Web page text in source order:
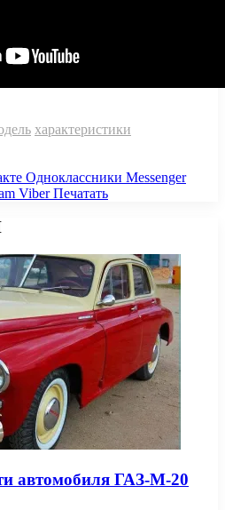
характеристики
Одноклассники Messenger
Viber Печатать
автомобиля ГАЗ-М-20